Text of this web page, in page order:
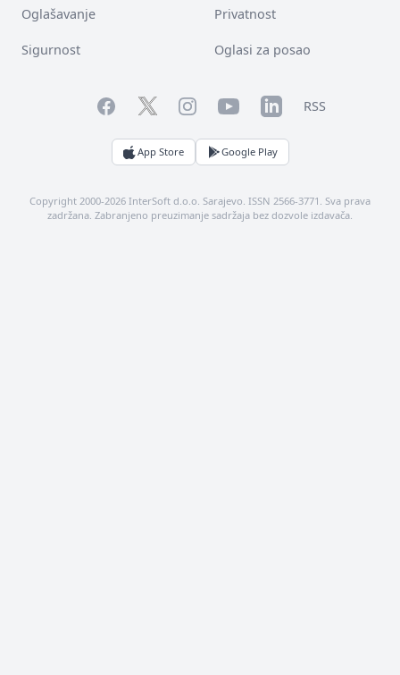
Oglašavanje Privatnost
Sigurnost Oglasi za posao
FacebookTwitterInstagramYouTubeLinkedInRSS
App Store Google Play
Copyright 2000-2026 InterSoft d.o.o. Sarajevo. ISSN 2566-3771. Sva prava
zadržana. Zabranjeno preuzimanje sadržaja bez dozvole izdavača.